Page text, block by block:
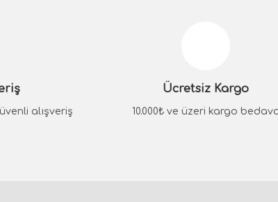
bulunuyor.
daha pahalı.
alışveriş
Ücretsiz Kargo
10.000₺ ve üzeri kargo